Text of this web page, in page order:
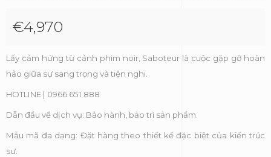
€4,970
Lấy cảm hứng từ cảnh phim noir, Saboteur là cuộc gặp gỡ hoàn
hảo giữa sự sang trọng và tiện nghi.
HOTLINE | 0966 651 888
Dẫn đầu về dịch vụ: Bảo hành, bảo trì sản phẩm.
Mẫu mã đa dạng: Đặt hàng theo thiết kế đặc biệt của kiến trúc
sư.